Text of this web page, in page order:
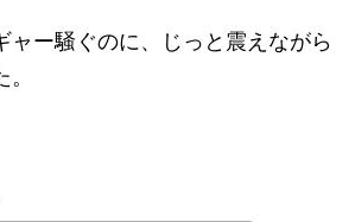
ャー騒ぐのに、じっと震えながら